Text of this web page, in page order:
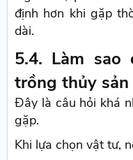
định hơn khi gặp
dài.
5.4. Làm
trồng thủy sản
Đây là câu hỏi khá
gặp.
Khi lựa chọn vật tư,